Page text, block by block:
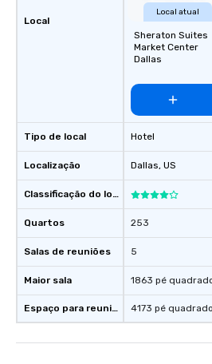
Local
Tipo de local
Localização
Classificação do local
Quartos
Salas de reuniões
Maior sala
Espaço para reuniões
Local atual
Sheraton Suites
Market Center
Dallas
Hotel
Dallas, US
253
5
1863 pé
4173 pé quadrado